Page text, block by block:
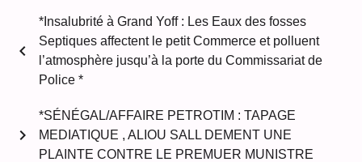
chevron_left
*Insalubrité à Grand Yoff : Les Eaux des fosses
Septiques affectent le petit Commerce et polluent
l’atmosphère jusqu’à la porte du Commissariat de
Police *
*SÉNÉGAL/AFFAIRE PETROTIM : TAPAGE
MEDIATIQUE , ALIOU SALL DEMENT UNE
PLAINTE CONTRE LE PREMUER MUNISTRE
chevron_right